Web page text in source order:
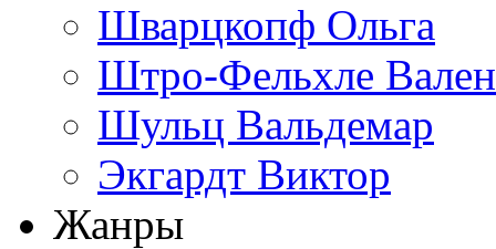
Шварцкопф Ольга
Штро-Фельхле
Шульц Вальдемар
Экгардт Виктор
Жанры